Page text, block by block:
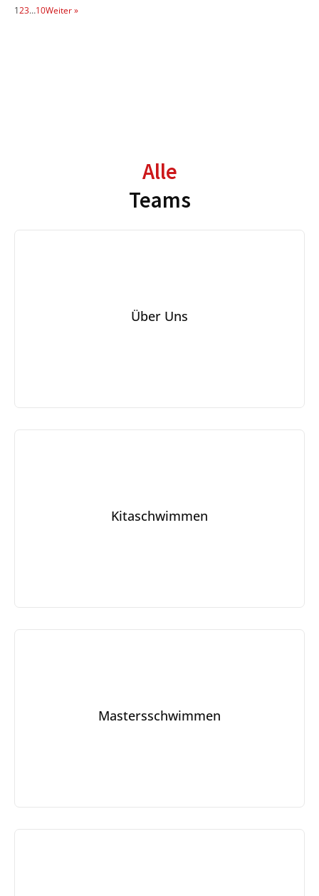
123…10Weiter »
Alle
Teams
Über Uns
Kitaschwimmen
Mastersschwimmen